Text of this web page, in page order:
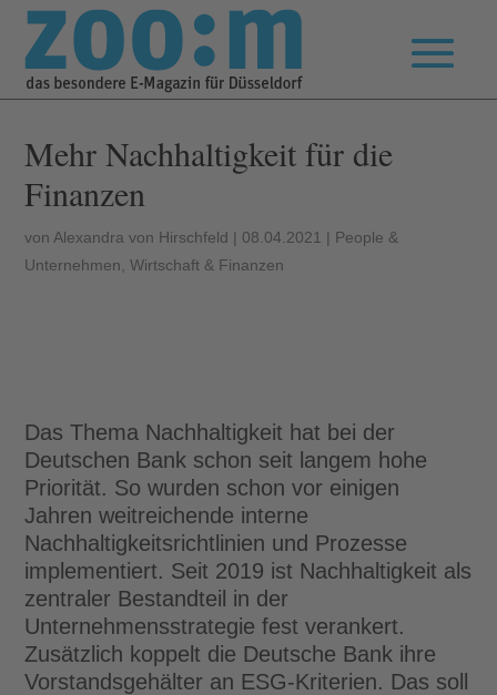
Mehr Nachhaltigkeit für die
Finanzen
von Alexandra von Hirschfeld | 08.04.2021 | People &
Unternehmen ,Wirtschaft & Finanzen
Das Thema Nachhaltigkeit hat bei der
Deutschen Bank schon seit langem hohe
Priorität. So wurden schon vor einigen
Jahren weitreichende interne
Nachhaltigkeitsrichtlinien und Prozesse
implementiert. Seit 2019 ist Nachhaltigkeit als
zentraler Bestandteil in der
Unternehmensstrategie fest verankert.
Zusätzlich koppelt die Deutsche Bank ihre
Vorstandsgehälter an ESG-Kriterien. Das soll